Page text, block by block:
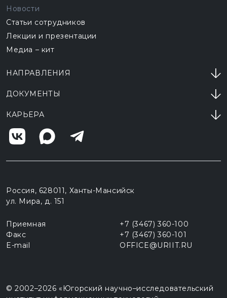
Новости
Статьи сотрудников
Лекции и презентации
Медиа – кит
НАПРАВЛЕНИЯ
ДОКУМЕНТЫ
КАРЬЕРА
Россия, 628011, Ханты-Мансийск
ул. Мира, д. 151
Приемная
+7 (3467) 360-100
Факс
+7 (3467) 360-101
E-mail
OFFICE@URIIT.RU
© 2002–2026 «Югорский научно–исследовательский